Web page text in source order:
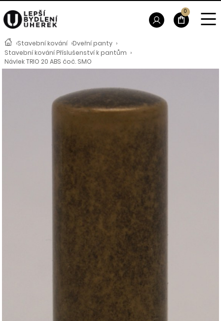
›Stavební kování ›Dveřní panty ›
Stavební kování Příslušenství k pantům ›
Návlek TRIO 20 ABS čoč. SMO
0